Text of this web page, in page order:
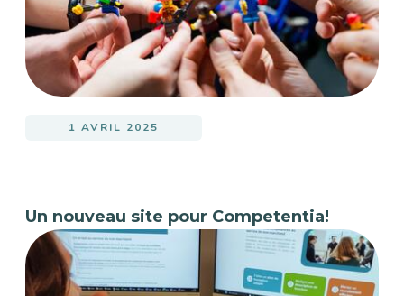
1 AVRIL 2025
Un nouveau site pour Competentia!